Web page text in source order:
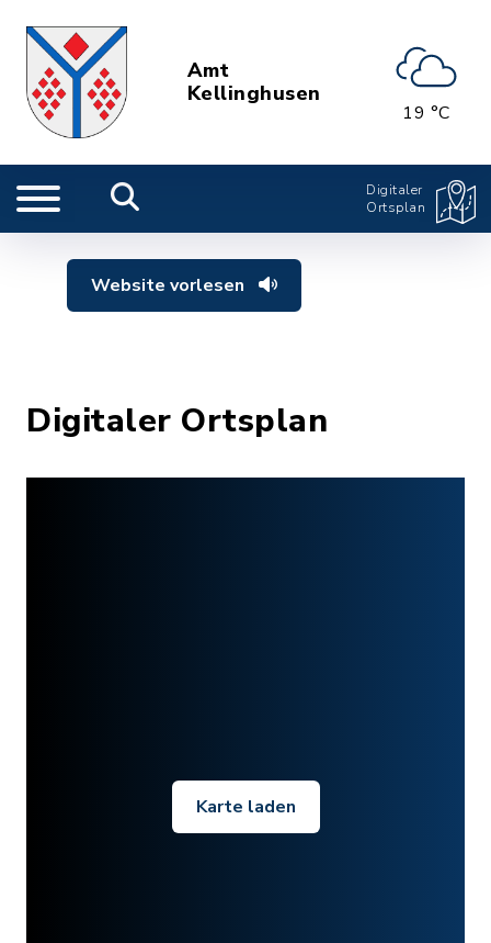
Amt
Kellinghusen
19 °C
Digitaler
Ortsplan
Website vorlesen
Digitaler Ortsplan
Karte laden